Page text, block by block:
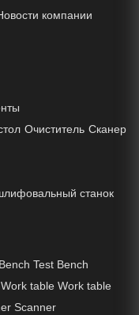
компании
Очиститель Сканер
станок
Test Bench
Work table Work table
Scanner